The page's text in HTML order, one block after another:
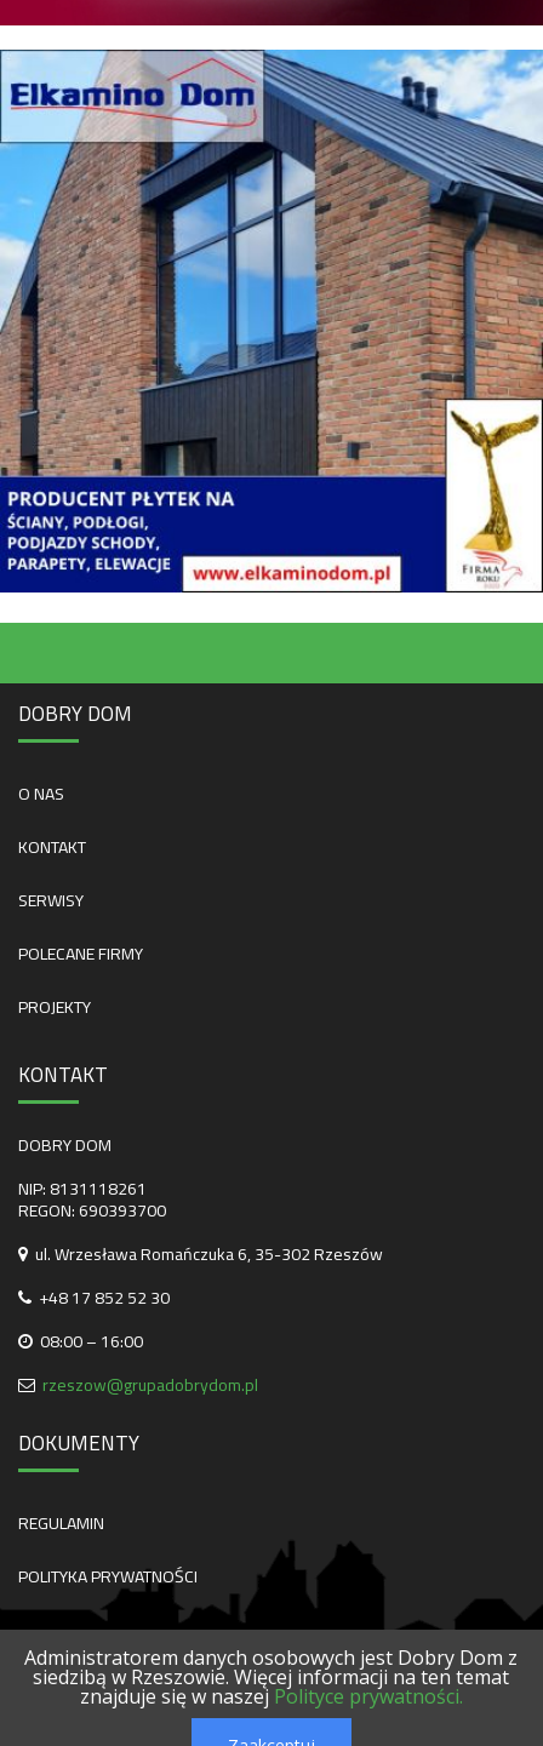
DOBRY DOM
O NAS
KONTAKT
SERWISY
POLECANE FIRMY
PROJEKTY
KONTAKT
DOBRY DOM
NIP: 8131118261
REGON: 690393700
ul. Wrzesława Romańczuka 6, 35-302 Rzeszów
+48 17 852 52 30
08:00 – 16:00
rzeszow@grupadobrydom.pl
DOKUMENTY
REGULAMIN
POLITYKA PRYWATNOŚCI
Administratorem danych osobowych jest Dobry Dom z
siedzibą w Rzeszowie. Więcej informacji na ten temat
znajduje się w naszej Polityce prywatności.